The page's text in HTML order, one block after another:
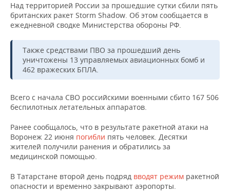
КОМУ ПРИНАДЛЕЖАТ
ТОРГОВЫЕ ЦЕНТРЫ
ТАТАРСТАНА
БЮДЖЕТ
ИНВЕСТИЦИИ
АГРОПРОМ
МАШИНОСТРОЕНИЕ
НЕФТЕХИМИЯ
НЕФТЬ
ОПК
ЭНЕРГЕТИКА
НОВОСТИ АВТО
БИЗНЕС
НОВОСТИ БИЗНЕСА
РОЗНИЧНАЯ ТОРГОВЛЯ
ТРАНСПОРТ
ТЕХНОЛОГИИ
НОВОСТИ ТЕХНОЛОГИЙ
IT
ТЕЛЕКОММУНИКАЦИИ
МЕРОПРИЯТИЯ
НОВОСТИ МЕРОПРИЯТИЙ
БИЗНЕС-БРАНЧИ
ОТКРЫТАЯ ЛЕКЦИЯ
СПОРТ
ФУТБОЛ
БАСКЕТБОЛ
НОВОСТИ ОБЩЕСТВА
ИНФРАСТРУКТУРА
ФОТОГАЛЕРЕЯ
СПРАВОЧНИК
Над территорией России за прошедшие сутки сбили пять
британских ракет Storm Shadow. Об этом сообщается в
ежедневной сводке Министерства обороны РФ.
Также средствами ПВО за прошедший день
уничтожены 13 управляемых авиационных бомб и
462 вражеских БПЛА.
Всего с начала СВО российскими военными сбито 167 506
беспилотных летательных аппаратов.
Ранее сообщалось, что в результате ракетной атаки на
Воронеж 22 июня погибли пять человек. Десятки
жителей получили ранения и обратились за
медицинской помощью.
В Татарстане второй день подряд вводят режим ракетной
опасности и временно закрывают аэропорты.